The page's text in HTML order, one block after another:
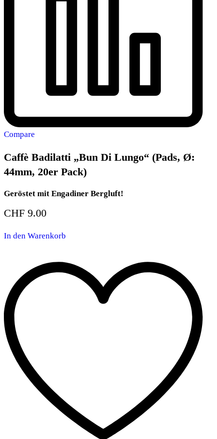
Compare
Caffè Badilatti „Bun Di Lungo“ (Pads, Ø:
44mm, 20er Pack)
Geröstet mit Engadiner Bergluft!
CHF 9.00
In den Warenkorb